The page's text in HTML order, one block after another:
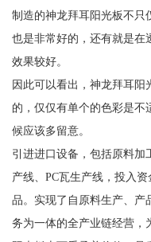
制造的神龙拜耳阳光板不只
也是非常好的，还有就是在
效果较好。
因此可以看出，神龙拜耳阳
的，仅仅有单个的色彩是不
候应该多留意。
引进进口设备，包括原料加
产线、PC瓦生产线，投入
品。实现了自原料生产、产
务为一体的全产业链经营，